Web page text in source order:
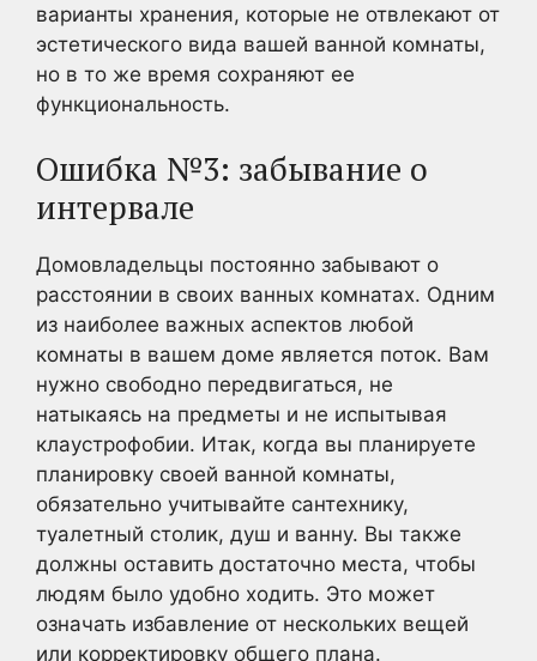
варианты хранения, которые не отвлекают от
эстетического вида вашей ванной комнаты,
но в то же время сохраняют ее
функциональность.
Ошибка №3: забывание о
интервале
Домовладельцы постоянно забывают о
расстоянии в своих ванных комнатах. Одним
из наиболее важных аспектов любой
комнаты в вашем доме является поток. Вам
нужно свободно передвигаться, не
натыкаясь на предметы и не испытывая
клаустрофобии. Итак, когда вы планируете
планировку своей ванной комнаты,
обязательно учитывайте сантехнику,
туалетный столик, душ и ванну. Вы также
должны оставить достаточно места, чтобы
людям было удобно ходить. Это может
означать избавление от нескольких вещей
или корректировку общего плана.